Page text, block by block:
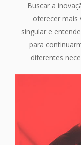
Buscar a
oferecer mais
singular e
para
diferentes